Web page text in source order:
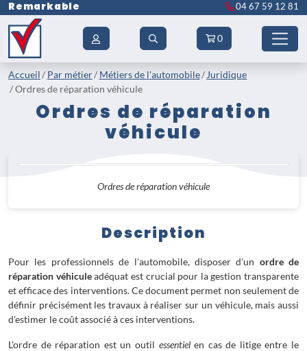
Remarkable 04 67 59 12 81
0
Accueil Par métier Métiers de l'automobile
Juridique
Ordres de réparation véhicule
Ordres de réparation
véhicule
Ordres de réparation véhicule
Description
Pour les professionnels de l'automobile, disposer d'un ordre de
réparation véhiculeadéquat est crucial pour la gestion transparente
et efficace des interventions. Ce document permet non seulement de
définir précisément les travaux à réaliser sur un véhicule, mais aussi
d'estimer le coût associé à ces interventions.
L'ordre de réparation est un outil essentielen cas de litige entre le